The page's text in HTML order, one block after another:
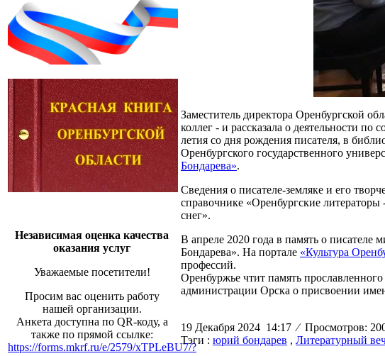
Независимая оценка качества
оказания услуг
Уважаемые посетители!
Просим вас оценить работу
нашей организации.
Анкета доступна по QR-коду, а
также по прямой ссылке:
https://forms.mkrf.ru/e/2579/xTPLeBU7/?
Заместитель директора Оренбургской
коллег - и рассказала о деятельности
летия со дня рождения писателя, в
Оренбургского государственного
Бондарева».
Сведения о писателе-земляке и его
справочнике «Оренбургские
снег».
В апреле 2020 года в память о
Бондарева». На портале «Культура
профессий.
Оренбуржье чтит память
администрации Орска о присвоении
19 Декабря 2024 14:17⁄Просмотров:
Тэги : юрий бондарев , Литературный